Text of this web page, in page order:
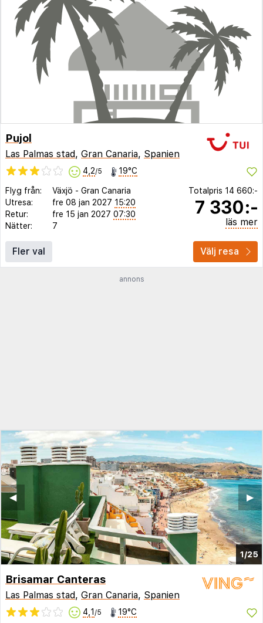
Pujol
Las Palmas stad, Gran Canaria, Spanien
4,2/5 19°C
Flyg från: Växjö - Gran Canaria
Utresa:
fre 08 jan 2027 15:20
Retur:
fre 15 jan 2027 07:30
Nätter:
7
Totalpris 14 660:-
7 330:-
läs mer
Fler val Välj resa
annons
1/25
▶︎
◀︎
Brisamar Canteras
Las Palmas stad, Gran Canaria, Spanien
4,1 /5 19°C